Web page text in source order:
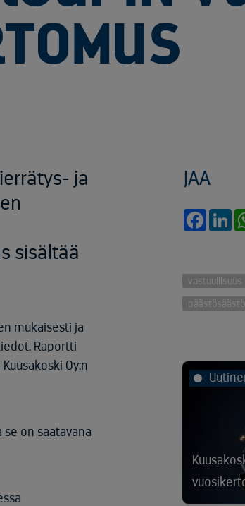
ja
sisältää
mukaisesti ja
Raportti
Oy:n
on saatavana
JAA
vastuullisuus